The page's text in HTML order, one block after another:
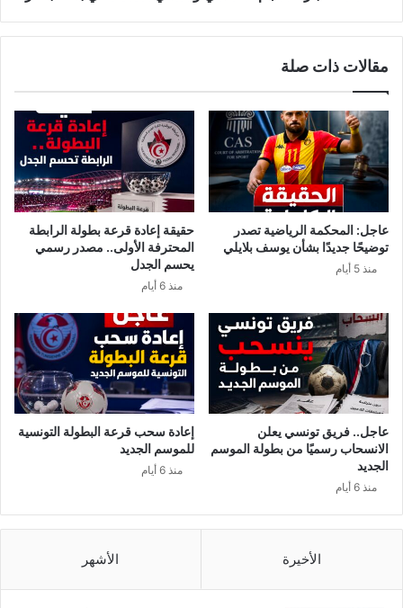
7- النادي البنزرتي 5 ن (-1)
8 – النادي الصفاقسي 3 ن (-3)
مقالات ذات صلة
عاجل: المحكمة الرياضية تصدر
توضيحًا جديدًا بشأن يوسف بلايلي
منذ 5 أيام
حقيقة إعادة قرعة بطولة الرابطة
المحترفة الأولى.. مصدر رسمي
يحسم الجدل
منذ 6 أيام
عاجل.. فريق تونسي يعلن
الانسحاب رسميًا من بطولة الموسم
الجديد
منذ 6 أيام
إعادة سحب قرعة البطولة التونسية
للموسم الجديد
منذ 6 أيام
الأخيرة الأشهر